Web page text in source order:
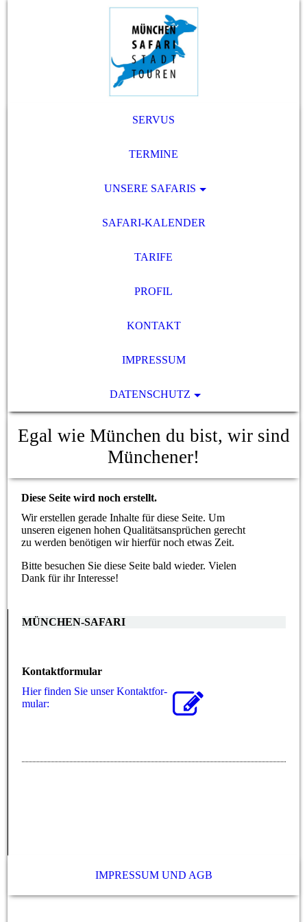
SERVUS
TERMINE
UNSERE SAFARIS
SAFARI-KALENDER
TARIFE
PROFIL
KONTAKT
IMPRESSUM
DATENSCHUTZ
Egal wie München du bist, wir sind
Münchener!
Diese Seite wird noch erstellt.
Wir erstellen gerade Inhalte für diese Seite. Um
unseren eigenen hohen Qualitätsansprüchen gerecht
zu werden benötigen wir hierfür noch etwas Zeit.
Bitte besuchen Sie diese Seite bald wieder. Vielen
Dank für ihr Interesse!
MÜNCHEN-SAFARI
Kontaktformular
Hier finden Sie unser Kon­takt­for­
mu­lar:
IMPRESSUM UND AGB